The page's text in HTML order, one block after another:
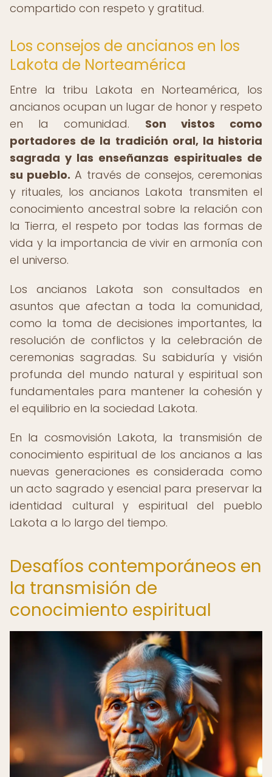
compartido con respeto y gratitud.
Los consejos de ancianos en los
Lakota de Norteamérica
Entre la tribu Lakota en Norteamérica, los
ancianos ocupan un lugar de honor y respeto
en la comunidad. Son vistos como
portadores de la tradición oral, la historia
sagrada y las enseñanzas espirituales de
su pueblo. A través de consejos, ceremonias
y rituales, los ancianos Lakota transmiten el
conocimiento ancestral sobre la relación con
la Tierra, el respeto por todas las formas de
vida y la importancia de vivir en armonía con
el universo.
Los ancianos Lakota son consultados en
asuntos que afectan a toda la comunidad,
como la toma de decisiones importantes, la
resolución de conflictos y la celebración de
ceremonias sagradas. Su sabiduría y visión
profunda del mundo natural y espiritual son
fundamentales para mantener la cohesión y
el equilibrio en la sociedad Lakota.
En la cosmovisión Lakota, la transmisión de
conocimiento espiritual de los ancianos a las
nuevas generaciones es considerada como
un acto sagrado y esencial para preservar la
identidad cultural y espiritual del pueblo
Lakota a lo largo del tiempo.
Desafíos contemporáneos en
la transmisión de
conocimiento espiritual